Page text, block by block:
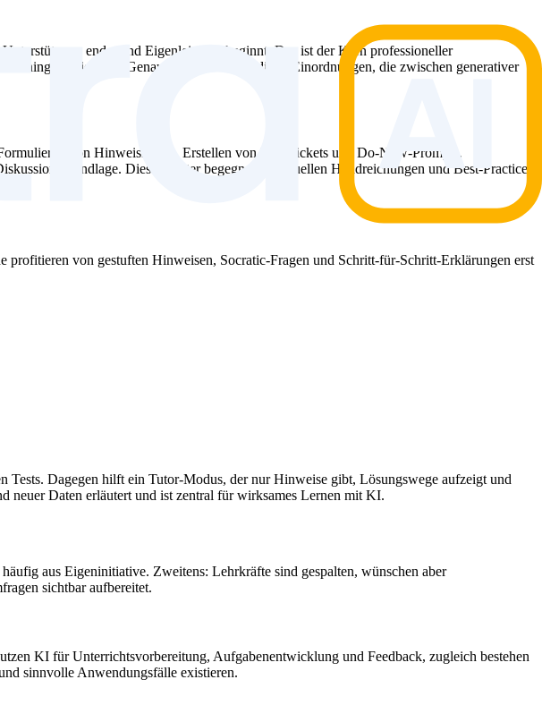
endet und Eigenleistung beginnt. Das ist der Kern professioneller
Beziehung. Genau das betonen fundierte Einordnungen, die zwischen generativer
von Hinweisketten, Erstellen von Exit-Tickets und Do-Now-Prompts,
Diese Muster begegnen in aktuellen Handreichungen und Best-Practice-
von gestuften Hinweisen, Socratic-Fragen und Schritt-für-Schritt-Erklärungen erst
Dagegen hilft ein Tutor-Modus, der nur Hinweise gibt, Lösungswege aufzeigt und
neuer Daten erläutert und ist zentral für wirksames Lernen mit KI.
aus Eigeninitiative. Zweitens: Lehrkräfte sind gespalten, wünschen aber
sichtbar aufbereitet.
KI für Unterrichtsvorbereitung, Aufgabenentwicklung und Feedback, zugleich bestehen
sinnvolle Anwendungsfälle existieren.